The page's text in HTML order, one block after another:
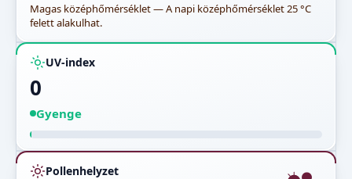
Magas középhőmérséklet — A napi középhőmérséklet 25 °C
felett alakulhat.
UV-index
0
Gyenge
Pollenhelyzet